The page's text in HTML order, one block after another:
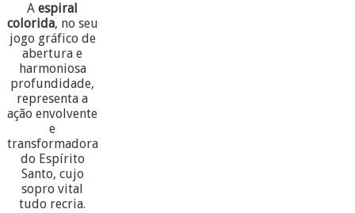
Aespiral
colorida, no seu
jogo gráfico de
abertura e
harmoniosa
profundidade,
representa a
ação envolvente
e
transformadora
do Espírito
Santo, cujo
sopro vital
tudo recria.